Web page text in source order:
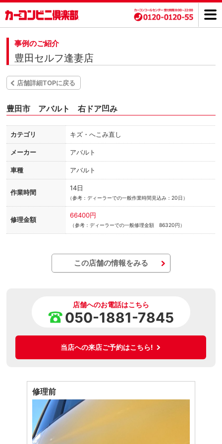
事例のご紹介
豊田セルフ逢妻店
店舗詳細TOPに戻る
豊田市 アバルト 右ドア凹み
カテゴリ キズ・へこみ直し
メーカー アバルト
車種 アバルト
作業時間
14日
（参考：ディーラーでの一般作業時間見込み：20日）
修理金額
66400円
（参考：ディーラーでの一般修理金額 86320円）
この店舗の情報をみる
店舗へのお電話はこちら
050-1881-7845
当店への来店ご予約はこちら!
修理前